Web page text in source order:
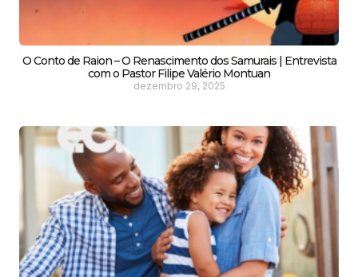
O Conto de Raion – O Renascimento dos Samurais | Entrevista
com o Pastor Filipe Valério Montuan
dezembro 29, 2025